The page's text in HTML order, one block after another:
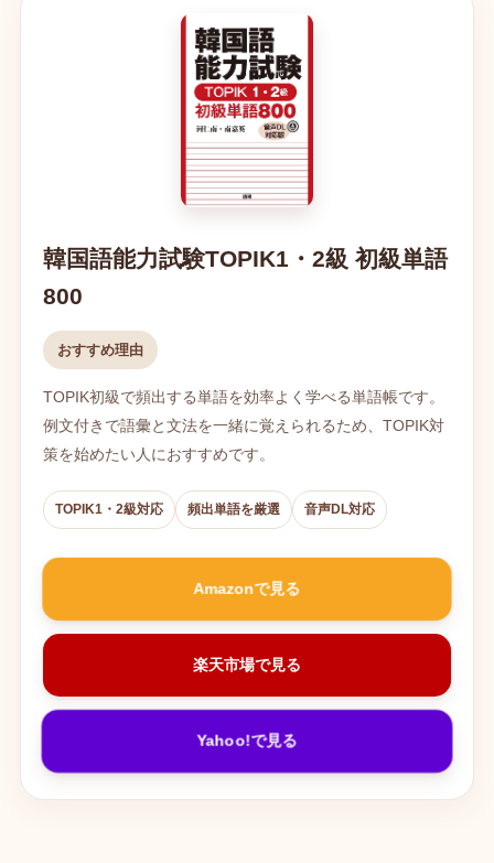
韓国語能力試験TOPIK1・2級 初級単語
800
おすすめ理由
TOPIK初級で頻出する単語を効率よく学べる単語帳です。
例文付きで語彙と文法を一緒に覚えられるため、TOPIK対
策を始めたい人におすすめです。
TOPIK1・2級対応 頻出単語を厳選 音声DL対応
Amazonで見る
楽天市場で見る
Yahoo!で見る